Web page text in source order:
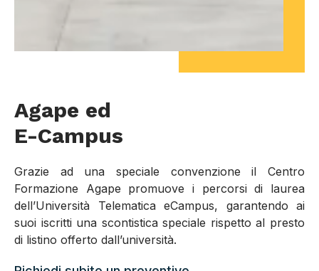
Agape ed
E-Campus
Grazie ad una speciale convenzione il Centro
Formazione Agape promuove i percorsi di laurea
dell’Università Telematica eCampus, garantendo ai
suoi iscritti una scontistica speciale rispetto al presto
di listino offerto dall’università.